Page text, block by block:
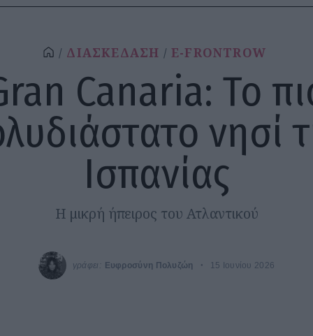
ΔΙΑΣΚΕΔΑΣΗ E-FRONTROW
Canaria: Το
νησί
Ισπανίας
Η μικρή ήπειρος του Ατλαντικού
γράφει: Ευφροσύνη Πολυζώη 15 Ιουνίου 2026